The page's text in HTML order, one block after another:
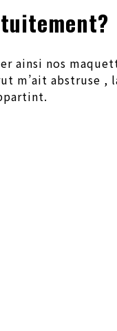
ainsi nos
m’ait abstruse